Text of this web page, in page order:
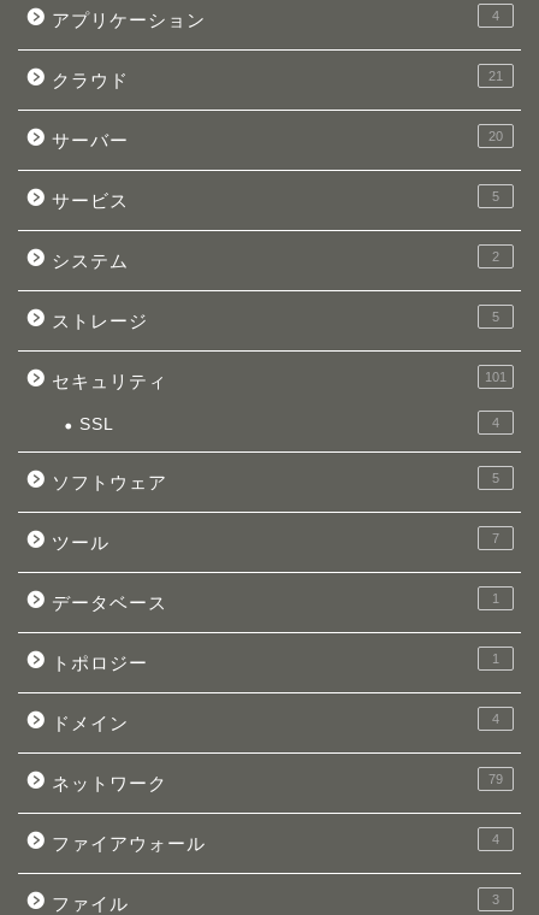
アプリケーション 4
クラウド 21
サーバー 20
サービス 5
システム 2
ストレージ 5
セキュリティ 101
SSL 4
ソフトウェア 5
ツール 7
データベース 1
トポロジー 1
ドメイン 4
ネットワーク 79
ファイアウォール 4
ファイル 3